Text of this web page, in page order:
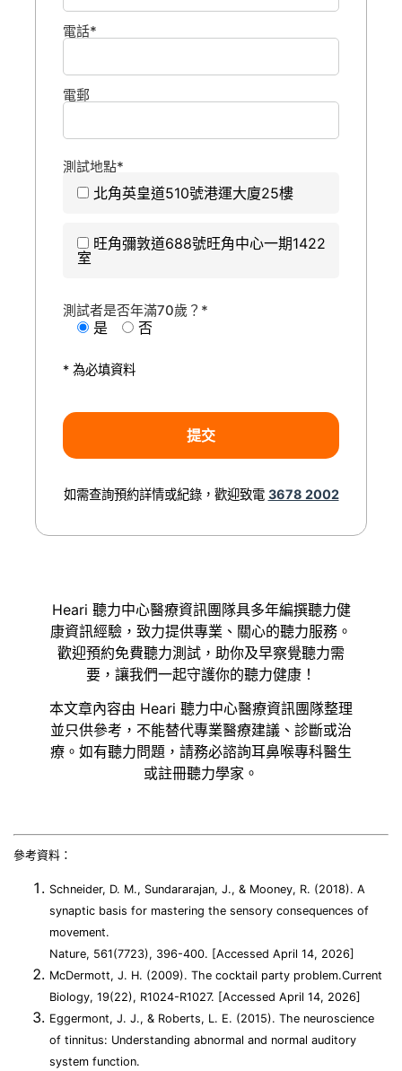
電話*
電郵
測試地點*
北角英皇道510號港運大廈25樓
旺角彌敦道688號旺角中心一期1422
室
測試者是否年滿70歲？*
是 否
* 為必填資料
如需查詢預約詳情或紀錄，歡迎致電 3678 2002
Heari 聽力中心醫療資訊團隊具多年編撰聽力健
康資訊經驗，致力提供專業、關心的聽力服務。
歡迎預約免費聽力測試，助你及早察覺聽力需
要，讓我們一起守護你的聽力健康！
本文章內容由 Heari 聽力中心醫療資訊團隊整理
並只供參考，不能替代專業醫療建議、診斷或治
療。如有聽力問題，請務必諮詢耳鼻喉專科醫生
或註冊聽力學家。
參考資料：
Schneider, D. M., Sundararajan, J., & Mooney, R. (2018). A
synaptic basis for mastering the sensory consequences of
movement.
Nature, 561(7723), 396-400. [Accessed April 14, 2026]
McDermott, J. H. (2009). The cocktail party problem.Current
Biology, 19(22), R1024-R1027. [Accessed April 14, 2026]
Eggermont, J. J., & Roberts, L. E. (2015). The neuroscience
of tinnitus: Understanding abnormal and normal auditory
system function.